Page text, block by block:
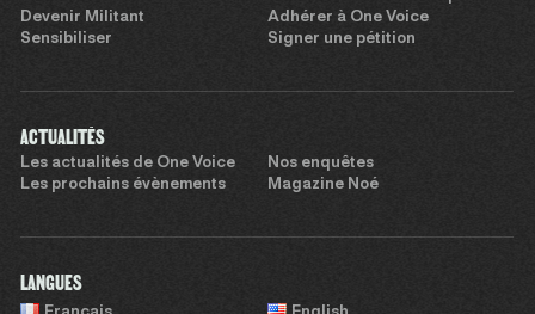
Devenir Militant
Adhérer à One Voice
Sensibiliser
Signer une pétition
ACTUALITÉS
Les actualités de One Voice
Nos enquêtes
Les prochains évènements
Magazine Noé
LANGUES